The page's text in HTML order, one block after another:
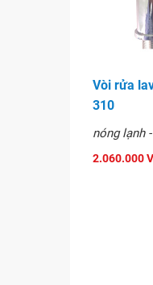
Vòi rửa
310
nóng lạnh
2.060.000